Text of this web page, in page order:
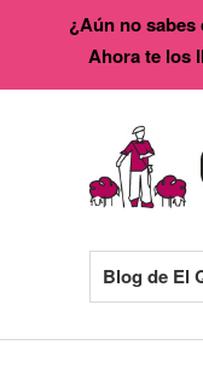
Blog de El
¿Aún no
Ahora te los